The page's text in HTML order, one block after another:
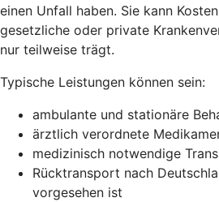
einen Unfall haben. Sie kann
gesetzliche oder private
nur teilweise trägt.
Typische Leistungen können sein:
ambulante und stationäre
ärztlich verordnete
medizinisch notwendige
Rücktransport nach
vorgesehen ist